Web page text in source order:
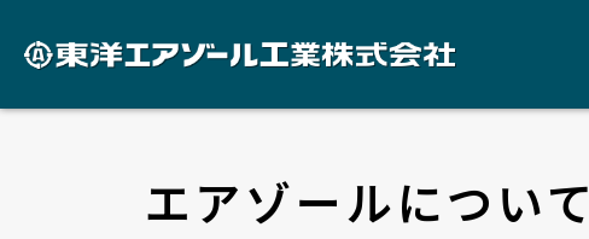
エアゾールについて